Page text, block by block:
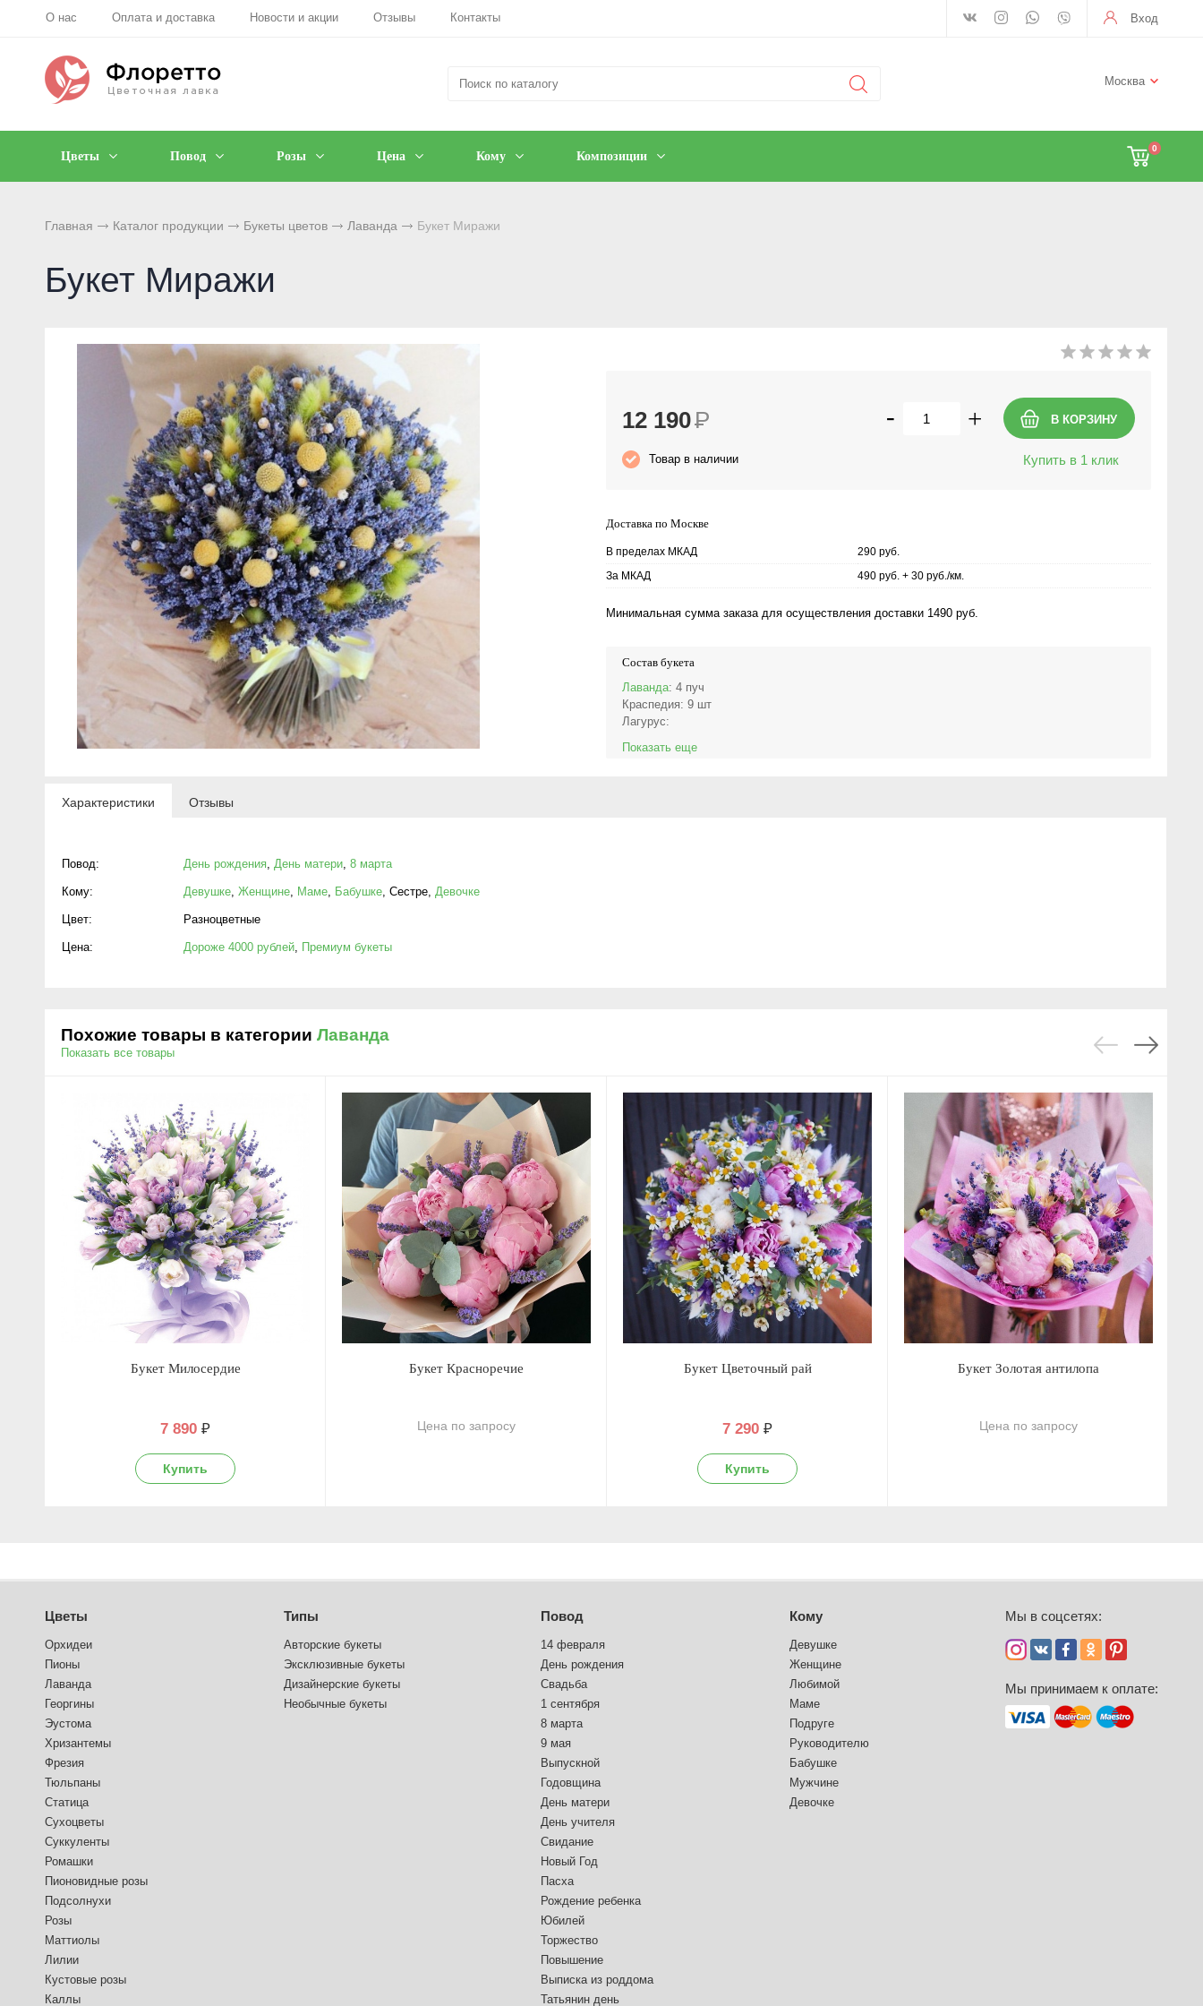
О нас Оплата и доставка Новости и акции Отзывы Контакты Вход
Москва
0
Цветы Повод Розы Цена Кому Композиции
Главная Каталог продукции Букеты цветов Лаванда Букет Миражи
Букет Миражи
- +
Купить в 1 клик
12 190Р
Товар в наличии
Доставка по Москве
В пределах МКАД
290 руб.
За МКАД
490 руб. + 30 руб./км.
Минимальная сумма заказа для осуществления доставки 1490 руб.
Состав букета
Лаванда: 4 пуч
Краспедия: 9 шт
Лагурус:
Показать еще
Характеристики Отзывы
Повод: День рождения День матери 8 марта
Кому: Девушке Женщине Маме Бабушке Сестре Девочке
Цвет: Разноцветные
Цена: Дороже 4000 рублей Премиум букеты
Похожие товары в категории Лаванда
Показать все товары
Букет Милосердие
7 890 ₽
Букет Красноречие
Цена по запросу
Букет Цветочный рай
7 290 ₽
Букет Золотая антилопа
Цена по запросу
Цветы
Орхидеи
Пионы
Лаванда
Георгины
Эустома
Хризантемы
Фрезия
Тюльпаны
Статица
Сухоцветы
Суккуленты
Ромашки
Пионовидные розы
Подсолнухи
Розы
Маттиолы
Лилии
Кустовые розы
Каллы
Типы
Авторские букеты
Эксклюзивные букеты
Дизайнерские букеты
Необычные букеты
Повод
14 февраля
День рождения
Свадьба
1 сентября
8 марта
9 мая
Выпускной
Годовщина
День матери
День учителя
Свидание
Новый Год
Пасха
Рождение ребенка
Юбилей
Торжество
Повышение
Выписка из роддома
Татьянин день
Кому
Девушке
Женщине
Любимой
Маме
Подруге
Руководителю
Бабушке
Мужчине
Девочке
Мы в соцсетях:
Мы принимаем к оплате: